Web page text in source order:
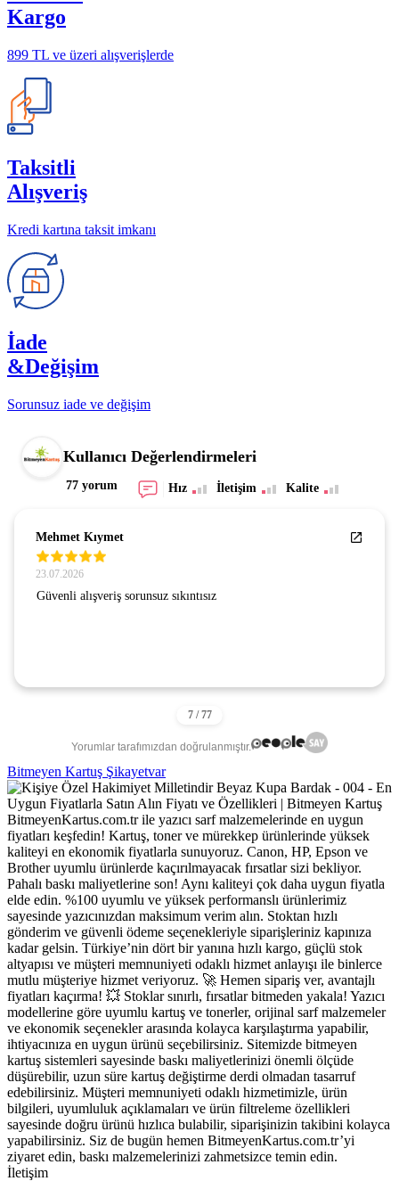
Kargo
899 TL ve üzeri alışverişlerde
Taksitli
Alışveriş
Kredi kartına taksit imkanı
İade
&Değişim
Sorunsuz iade ve değişim
Kullanıcı Değerlendirmeleri
77 yorum Hız İletişim Kalite
Mehmet Kıymet
23.07.2026
Güvenli alışveriş sorunsuz sıkıntısız
Yorumlar tarafımızdan doğrulanmıştır.
Bitmeyen Kartuş Şikayetvar
BitmeyenKartus.com.tr ile yazıcı sarf malzemelerinde en uygun
fiyatları keşfedin! Kartuş, toner ve mürekkep ürünlerinde yüksek
kaliteyi en ekonomik fiyatlarla sunuyoruz. Canon, HP, Epson ve
Brother uyumlu ürünlerde kaçırılmayacak fırsatlar sizi bekliyor.
Pahalı baskı maliyetlerine son! Aynı kaliteyi çok daha uygun fiyatla
elde edin. %100 uyumlu ve yüksek performanslı ürünlerimiz
sayesinde yazıcınızdan maksimum verim alın. Stoktan hızlı
gönderim ve güvenli ödeme seçenekleriyle siparişleriniz kapınıza
kadar gelsin. Türkiye’nin dört bir yanına hızlı kargo, güçlü stok
altyapısı ve müşteri memnuniyeti odaklı hizmet anlayışı ile binlerce
mutlu müşteriye hizmet veriyoruz. 🚀 Hemen sipariş ver, avantajlı
fiyatları kaçırma! 💥 Stoklar sınırlı, fırsatlar bitmeden yakala! Yazıcı
modellerine göre uyumlu kartuş ve tonerler, orijinal sarf malzemeler
ve ekonomik seçenekler arasında kolayca karşılaştırma yapabilir,
ihtiyacınıza en uygun ürünü seçebilirsiniz. Sitemizde bitmeyen
kartuş sistemleri sayesinde baskı maliyetlerinizi önemli ölçüde
düşürebilir, uzun süre kartuş değiştirme derdi olmadan tasarruf
edebilirsiniz. Müşteri memnuniyeti odaklı hizmetimizle, ürün
bilgileri, uyumluluk açıklamaları ve ürün filtreleme özellikleri
sayesinde doğru ürünü hızlıca bulabilir, siparişinizin takibini kolayca
yapabilirsiniz. Siz de bugün hemen BitmeyenKartus.com.tr’yi
ziyaret edin, baskı malzemelerinizi zahmetsizce temin edin.
İletişim